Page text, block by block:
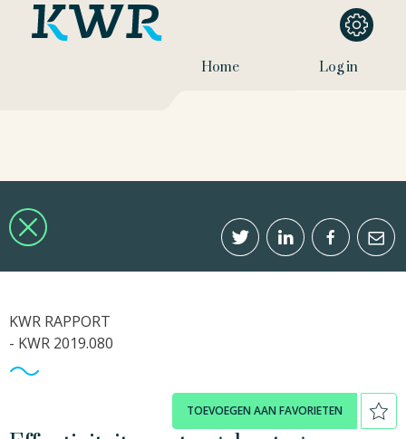
Home Log in
KWR RAPPORT
- KWR 2019.080
TOEVOEGEN AAN FAVORIETEN